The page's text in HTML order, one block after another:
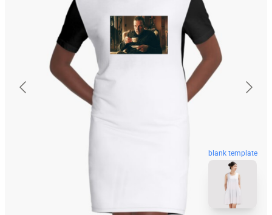
blank template